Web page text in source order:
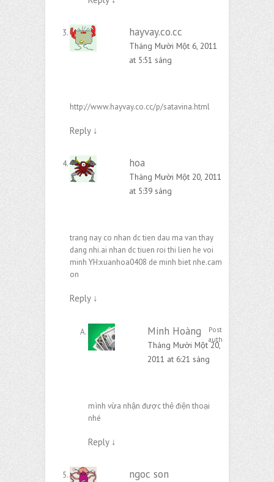
hayvay.co.cc
Tháng Mười Một 6, 2011
at 5:51 sáng
http://www.hayvay.co.cc/p/satavina.html
Reply ↓
hoa
Tháng Mười Một 20, 2011
at 5:39 sáng
trang nay co nhan dc tien dau ma van thay
dang nhi.ai nhan dc tiuen roi thi lien he voi
minh YH:xuanhoa0408 de minh biet nhe.cam
on
Reply ↓
Minh Hoàng
Post
author
Tháng Mười Một 20,
2011 at 6:21 sáng
mình vừa nhận được thẻ điện thoại
nhé
Reply ↓
ngoc son